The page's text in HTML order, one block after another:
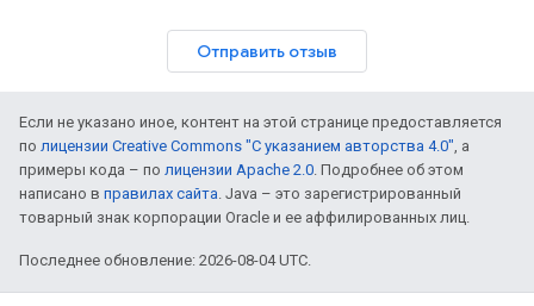
Отправить отзыв
Если не указано иное, контент на этой странице предоставляется
по лицензии Creative Commons "С указанием авторства 4.0", а
примеры кода – по лицензии Apache 2.0. Подробнее об этом
написано в правилах сайта. Java – это зарегистрированный
товарный знак корпорации Oracle и ее аффилированных лиц.
Последнее обновление: 2026-08-04 UTC.